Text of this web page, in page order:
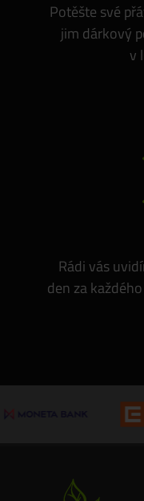
Potěšte své
jim dárkový
v
Rádi vás
den za